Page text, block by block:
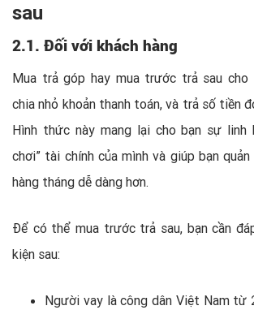
sau
2.1. Đối với khách hàng
Mua trả góp hay mua trước trả sau cho
chia nhỏ khoản thanh toán, và trả số tiền
Hình thức này mang lại cho bạn sự linh
chơi” tài chính của mình và giúp bạn
hàng tháng dễ dàng hơn.
Để có thể mua trước trả sau, bạn cần
kiện sau:
Người vay là công dân Việt Nam từ